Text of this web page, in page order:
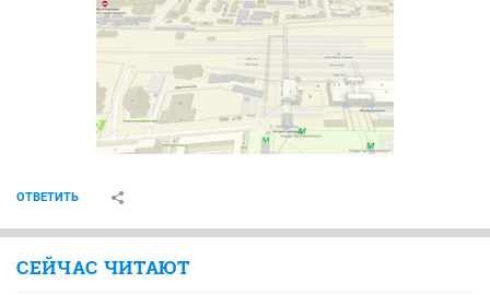
ОТВЕТИТЬ
СЕЙЧАС ЧИТАЮТ